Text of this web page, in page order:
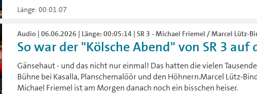
Länge: 00:01:07
Audio | 06.06.2026 | Länge: 00:05:14 | SR 3 - Michael Friemel / Marcel Lütz-
So war der "Kölsche Abend" von SR 3 auf
Gänsehaut - und das nicht nur einmal! Das hatten die vielen
Bühne bei Kasalla, Planschemalöör und den Höhnern.Marcel Lütz-
Michael Friemel ist am Morgen danach noch ein bisschen heiser.